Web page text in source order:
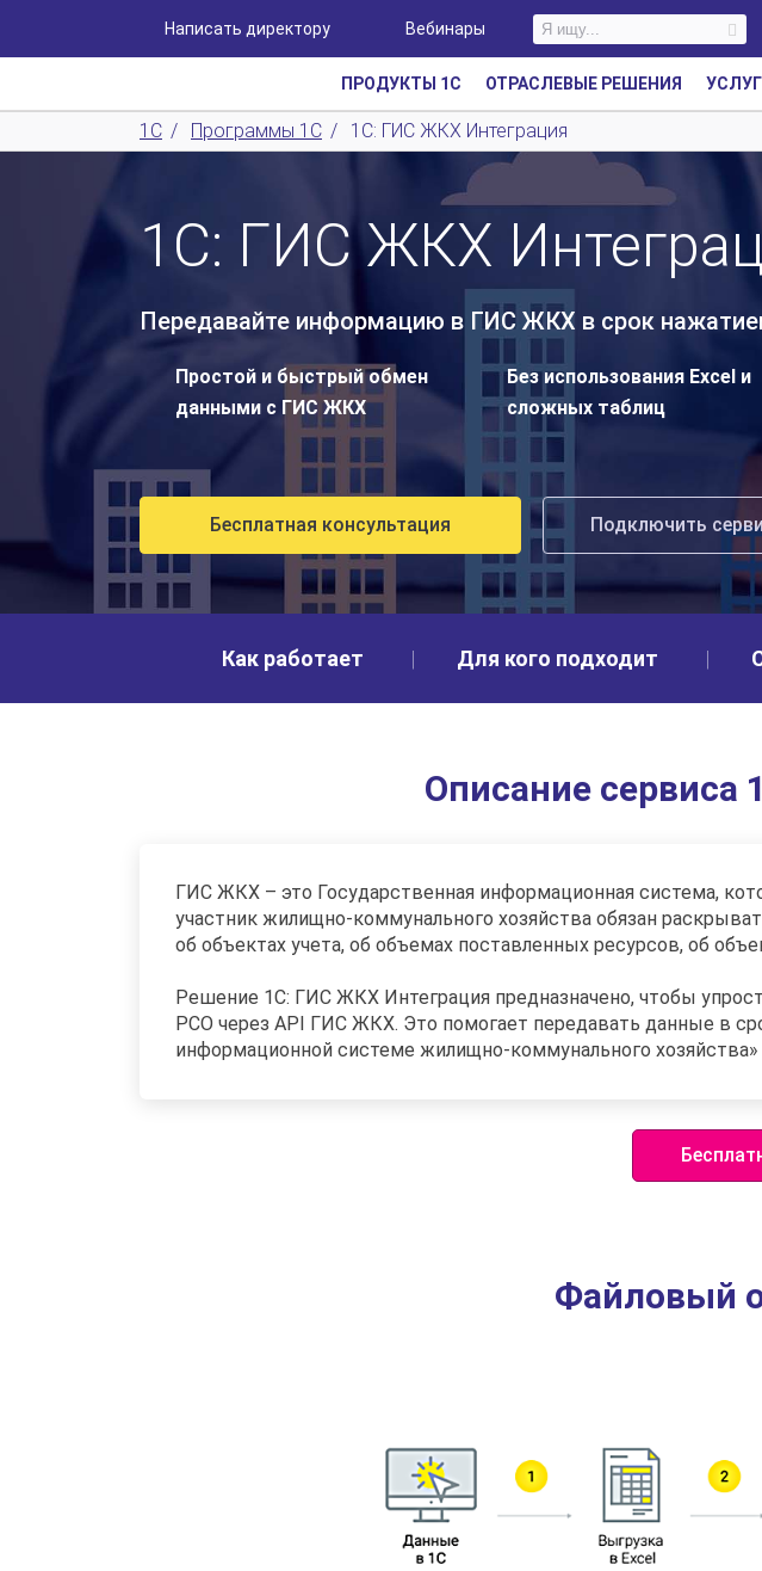
Написать директору Вебинары
ПРОДУКТЫ 1С ОТРАСЛЕВЫЕ РЕШЕНИЯ
1С / Программы 1С / 1С: ГИС ЖКХ Интеграция
1С: ГИС ЖКХ
Передавайте информацию в ГИС ЖКХ в срок
Простой и быстрый обмен
данными с ГИС ЖКХ
Без использования Excel и
сложных таблиц
Бесплатная консультация Подключить
Как работает Для кого подходит
Описание
ГИС ЖКХ – это Государственная информационная система,
участник жилищно-коммунального хозяйства обязан
об объектах учета, об объемах поставленных ресурсов, об
Решение 1С: ГИС ЖКХ Интеграция предназначено, чтобы
РСО через API ГИС ЖКХ. Это помогает передавать данные в
информационной системе жилищно-коммунального
Файловый